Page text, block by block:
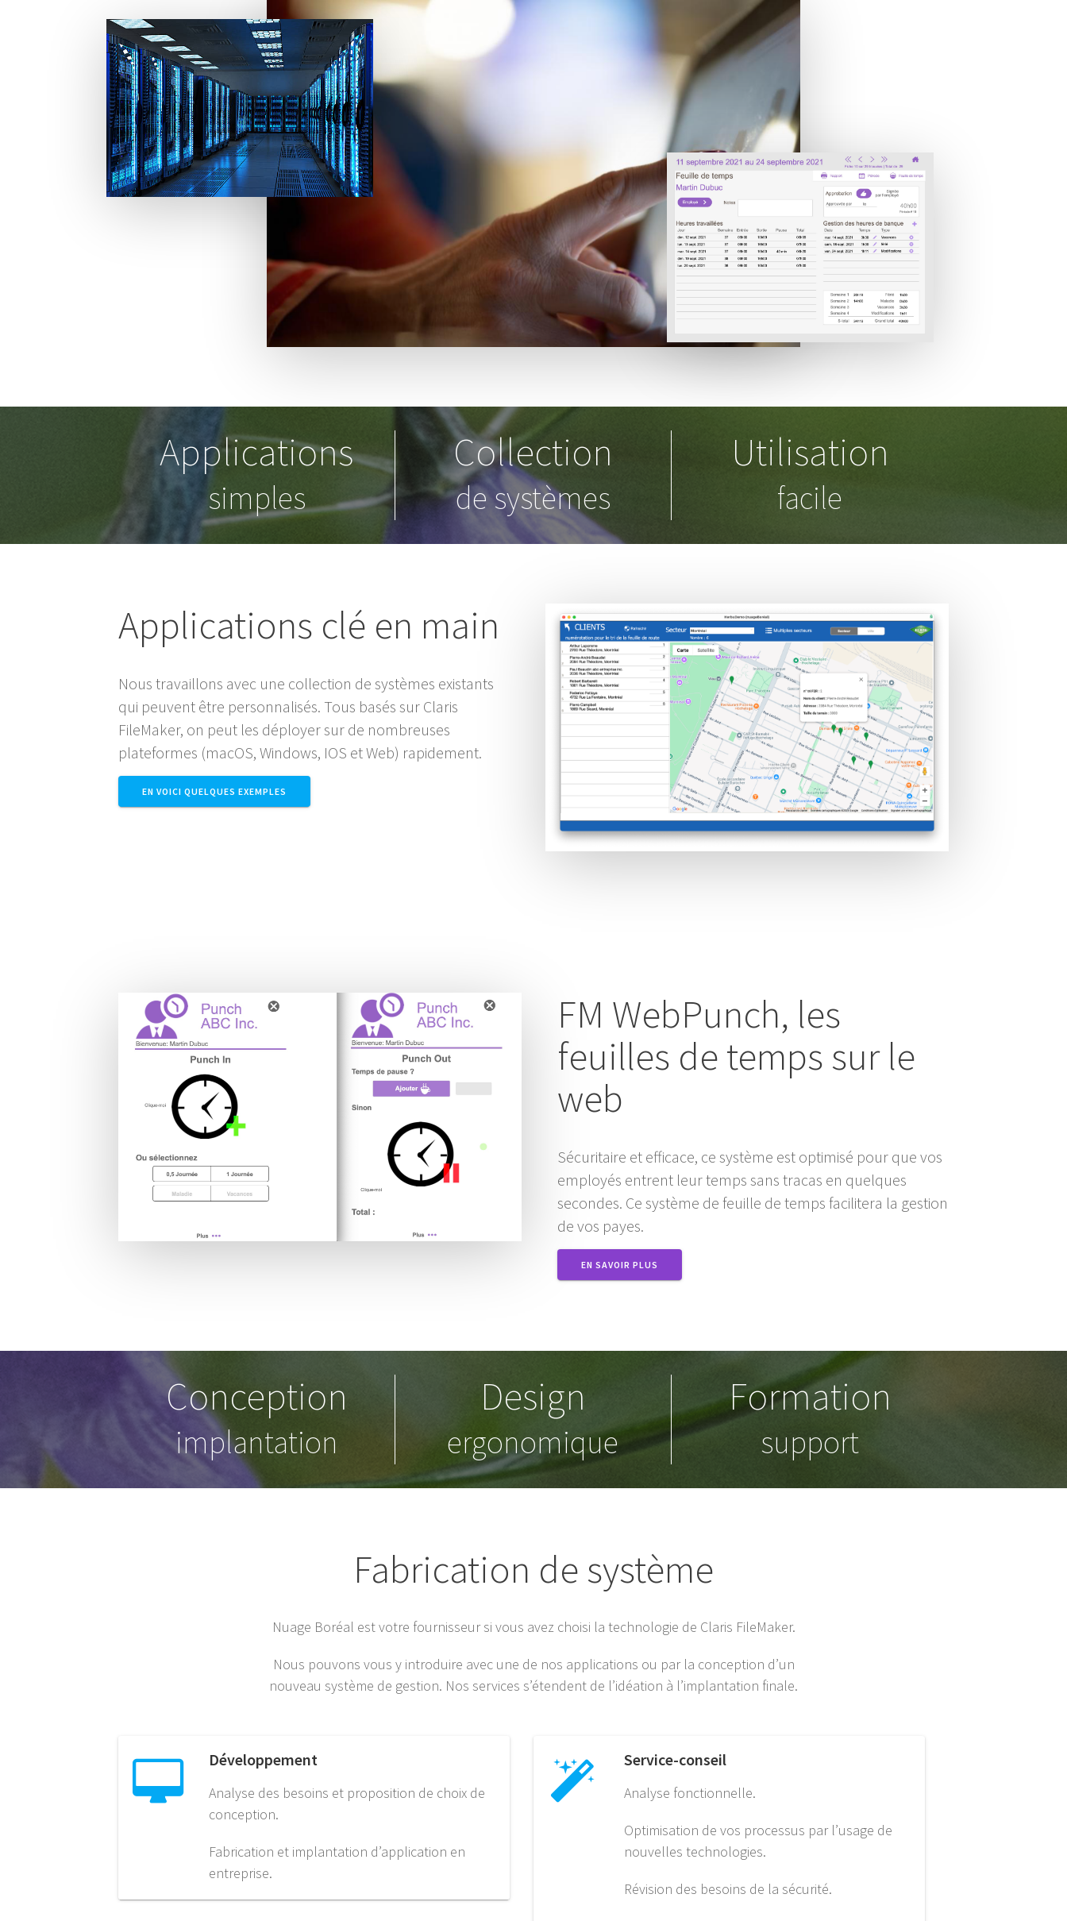
Applications
simples
Collection
de systèmes
Utilisation
facile
Applications clé en main
Nous travaillons avec une collection de systèmes existants
qui peuvent être personnalisés. Tous basés sur Claris
FileMaker, on peut les déployer sur de nombreuses
plateformes (macOS, Windows, IOS et Web) rapidement.
EN VOICI QUELQUES EXEMPLES
FM WebPunch, les
feuilles de temps sur le
web
Sécuritaire et efficace, ce système est optimisé pour que vos
employés entrent leur temps sans tracas en quelques
secondes. Ce système de feuille de temps facilitera la gestion
de vos payes.
EN SAVOIR PLUS
Conception
implantation
Design
ergonomique
Formation
support
Fabrication de système
Nuage Boréal est votre fournisseur si vous avez choisi la technologie de Claris FileMaker.
Nous pouvons vous y introduire avec une de nos applications ou par la conception d’un
nouveau système de gestion. Nos services s’étendent de l’idéation à l’implantation finale.
Développement
Analyse des besoins et proposition de choix de
conception.
Fabrication et implantation d’application en
entreprise.
Service-conseil
Analyse fonctionnelle.
Optimisation de vos processus par l’usage de
nouvelles technologies.
Révision des besoins de la sécurité.